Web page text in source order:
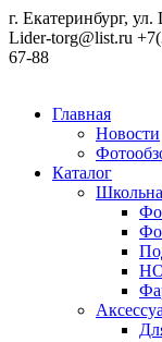
г. Екатеринбург,
Lider-torg@list.ru
67-88
Главная
Новости
Каталог